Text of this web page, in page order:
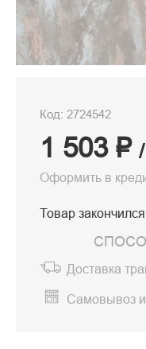
Код: 2724542
1 503 ₽
Оформить в
Товар закончился
Доставка
Самовывоз